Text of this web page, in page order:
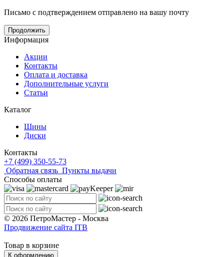
Письмо с подтверждением отправлено на вашу почту
Продолжить
Информация
Акции
Контакты
Оплата и доставка
Дополнительные услуги
Статьи
Каталог
Шины
Диски
Контакты
+7 (499) 350-55-73
Обратная связь Пункты выдачи
Способы оплаты
© 2026 ПетроМастер - Москва
Продвижение сайта ITB
Товар в корзине
К оформлению